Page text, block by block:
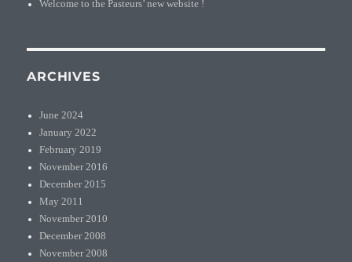
Welcome to the Pasteurs’ new website !
ARCHIVES
June 2024
January 2022
February 2019
November 2016
December 2015
May 2011
November 2010
December 2008
November 2008